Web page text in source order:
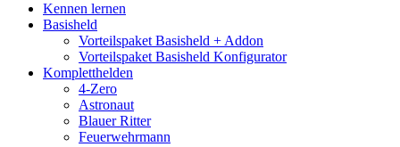
Kennen lernen
Basisheld
Vorteilspaket Basisheld + Addon
Vorteilspaket Basisheld Konfigurator
Kompletthelden
4-Zero
Astronaut
Blauer Ritter
Feuerwehrmann